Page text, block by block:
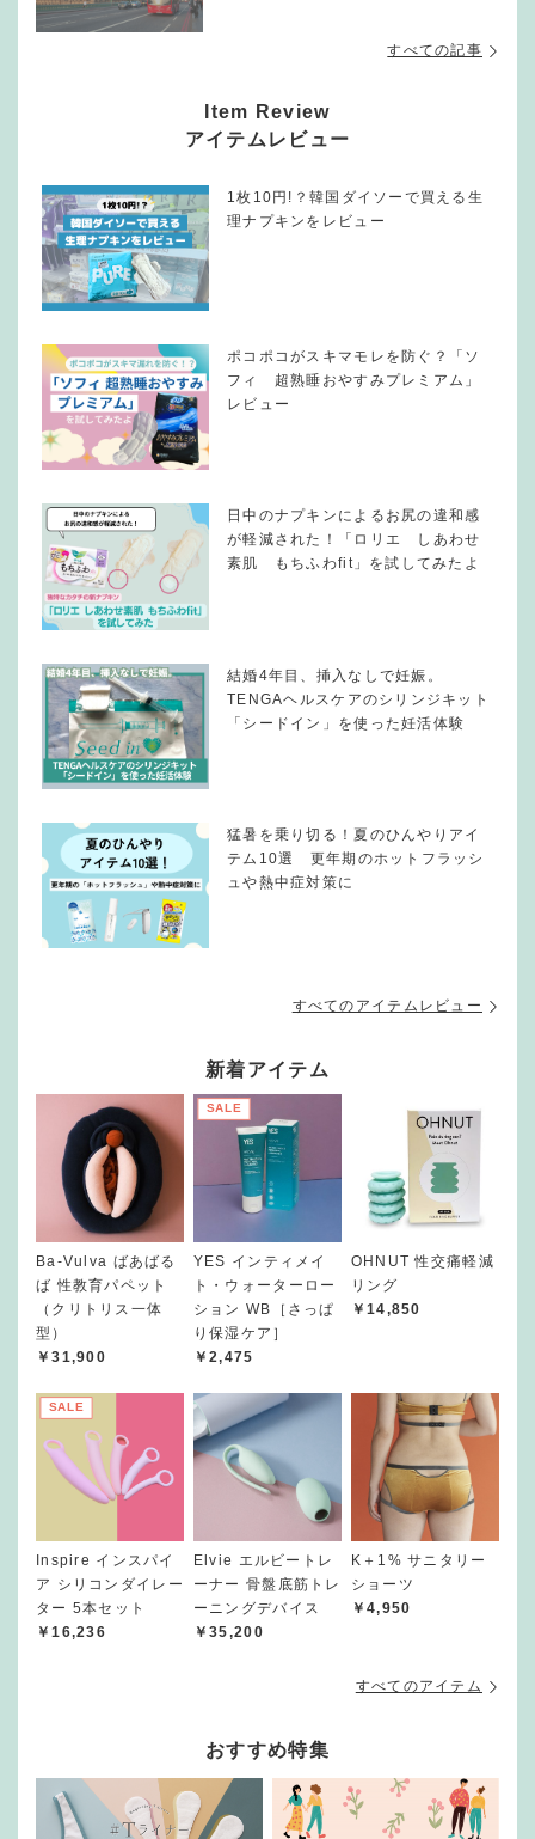
すべての記事
Item Review
アイテムレビュー
1枚10円!？韓国ダイソーで買える生
理ナプキンをレビュー
ポコポコがスキマモレを防ぐ？「ソ
フィ 超熟睡おやすみプレミアム」
レビュー
日中のナプキンによるお尻の違和感
が軽減された！「ロリエ しあわせ
素肌 もちふわfit」を試してみたよ
結婚4年目、挿入なしで妊娠。
TENGAヘルスケアのシリンジキット
「シードイン」を使った妊活体験
猛暑を乗り切る！夏のひんやりアイ
テム10選 更年期のホットフラッシ
ュや熱中症対策に
すべてのアイテムレビュー
新着アイテム
Ba-Vulva ばあばる
ば 性教育パペット
（クリトリス一体
型）
￥31,900
SALE
YES インティメイ
ト・ウォーターロー
ション WB［さっぱ
り保湿ケア］
￥2,475
OHNUT 性交痛軽減
リング
￥14,850
SALE
Inspire インスパイ
ア シリコンダイレー
ター 5本セット
￥16,236
Elvie エルビートレ
ーナー 骨盤底筋トレ
ーニングデバイス
￥35,200
K＋1% サニタリー
ショーツ
￥4,950
すべてのアイテム
おすすめ特集